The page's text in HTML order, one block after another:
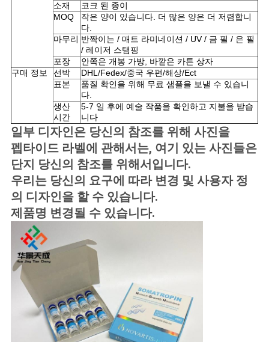
트
맵
PRIVACY
POLICY
소재
코크 된 종이
MOQ
작은 양이 있습니다. 더 많은 양은 더 저렴합니
다.
마무리 반짝이는 / 매트 라미네이션 / UV / 금 필 / 은 필
/ 레이저 스탬핑
포장
안쪽은 개봉 가방, 바깥은 카튼 상자
구매 정보
선박
DHL/Fedex/중국 우편/해상/Ect
표본
품질 확인을 위해 무료 샘플을 보낼 수 있습니
다.
생산
시간
5-7 일 후에 예술 작품을 확인하고 지불을 받습
니다
일부 디자인은 당신의 참조를 위해 사진을
펩타이드 라벨에 관해서는, 여기 있는 사진들은
단지 당신의 참조를 위해서입니다.
우리는 당신의 요구에 따라 변경 및 사용자 정
의 디자인을 할 수 있습니다.
제품명 변경될 수 있습니다.